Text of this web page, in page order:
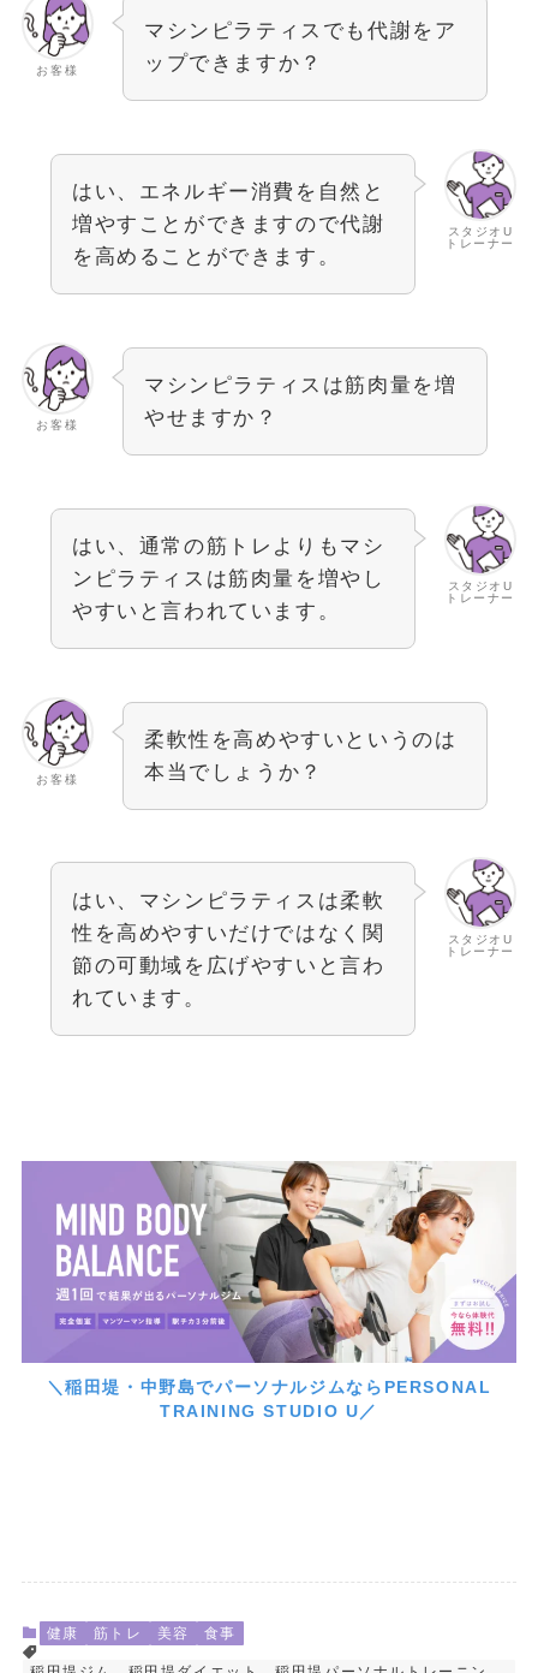
お客様
マシンピラティスでも代謝をア
ップできますか？
スタジオU
トレーナー
はい、エネルギー消費を自然と
増やすことができますので代謝
を高めることができます。
お客様
マシンピラティスは筋肉量を増
やせますか？
スタジオU
トレーナー
はい、通常の筋トレよりもマシ
ンピラティスは筋肉量を増やし
やすいと言われています。
お客様
柔軟性を高めやすいというのは
本当でしょうか？
スタジオU
トレーナー
はい、マシンピラティスは柔軟
性を高めやすいだけではなく関
節の可動域を広げやすいと言わ
れています。
＼稲田堤・中野島でパーソナルジムならPERSONAL
TRAINING STUDIO U／
健康 筋トレ 美容 食事